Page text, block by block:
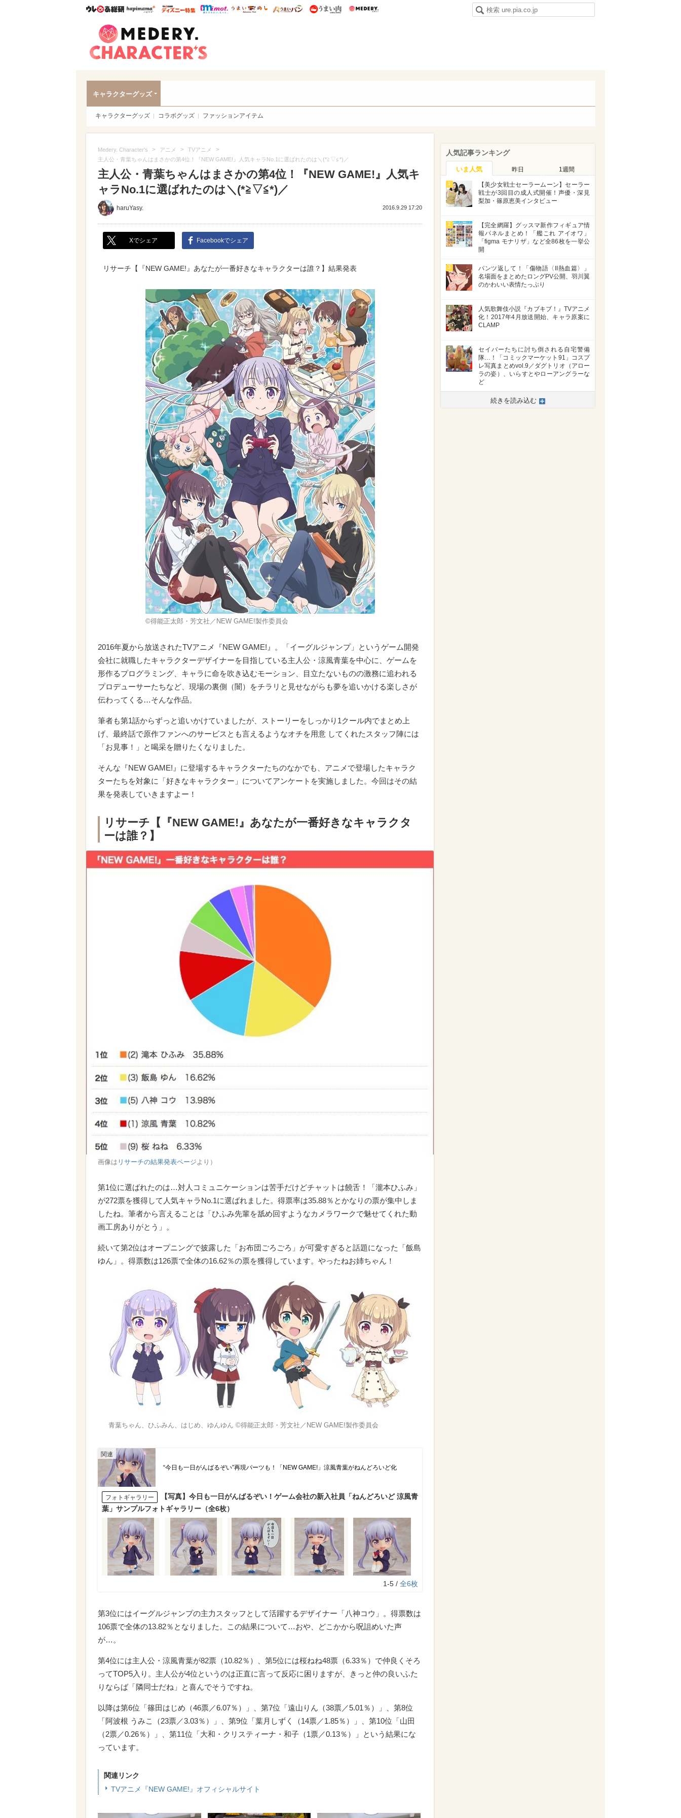
ウレぴあ総研ハピママ* ウレぴあ総研 ディズニー特集
mimot. うまいめし うまいパン うまい肉
キャラクターグッズ
キャラクターグッズ コラボグッズ ファッションアイテム
Medery. Character's > アニメ > TVアニメ >
主人公・青葉ちゃんはまさかの第4位！『NEW GAME!』人気キャラNo.1に選ばれたのは＼(*≧▽≦*)／
主人公・青葉ちゃんはまさかの第4位！『NEW GAME!』人気キ
ャラNo.1に選ばれたのは＼(*≧▽≦*)／
haruYasy. 2016.9.29 17:20
Xでシェア Facebookでシェア
リサーチ【『NEW GAME!』あなたが一番好きなキャラクターは誰？】結果発表
©得能正太郎・芳文社／NEW GAME!製作委員会
2016年夏から放送されたTVアニメ『NEW GAME!』。「イーグルジャンプ」というゲーム開発
会社に就職したキャラクターデザイナーを目指している主人公・涼風青葉を中心に、ゲームを
形作るプログラミング、キャラに命を吹き込むモーション、目立たないものの激務に追われる
プロデューサーたちなど、現場の裏側（闇）をチラリと見せながらも夢を追いかける楽しさが
伝わってくる…そんな作品。
筆者も第1話からずっと追いかけていましたが、ストーリーをしっかり1クール内でまとめ上
げ、最終話で原作ファンへのサービスとも言えるようなオチを用意 してくれたスタッフ陣には
「お見事！」と喝采を贈りたくなりました。
そんな『NEW GAME!』に登場するキャラクターたちのなかでも、アニメで登場したキャラク
ターたちを対象に「好きなキャラクター」についてアンケートを実施しました。今回はその結
果を発表していきますよー！
リサーチ【『NEW GAME!』あなたが一番好きなキャラクタ
ーは誰？】
画像は リサーチの結果発表ページ より）
第1位に選ばれたのは…対人コミュニケーションは苦手だけどチャットは饒舌！「瀧本ひふみ」
が272票を獲得して人気キャラNo.1に選ばれました。得票率は35.88％とかなりの票が集中しま
したね。筆者から言えることは「ひふみ先輩を舐め回すようなカメラワークで魅せてくれた動
画工房ありがとう」。
続いて第2位はオープニングで披露した「お布団ごろごろ」が可愛すぎると話題になった「飯島
ゆん」。得票数は126票で全体の16.62％の票を獲得しています。やったねお姉ちゃん！
青葉ちゃん、ひふみん、はじめ、ゆんゆん ©得能正太郎・芳文社／NEW GAME!製作委員会
“今日も一日がんばるぞい”再現パーツも！「NEW GAME!」涼風青葉がねんどろいど化
フォトギャラリー
【写真】今日も一日がんばるぞい！ゲーム会社の新入社員「ねんどろいど 涼風青
葉」サンプルフォトギャラリー（全6枚）
1-5 / 全6枚
第3位にはイーグルジャンプの主力スタッフとして活躍するデザイナー「八神コウ」。得票数は
106票で全体の13.82％となりました。この結果について…おや、どこかから呪詛めいた声
が…。
第4位には主人公・涼風青葉が82票（10.82％）、第5位には桜ねね48票（6.33％）で仲良くそろ
ってTOP5入り。主人公が4位というのは正直に言って反応に困りますが、きっと仲の良いふた
りならば「隣同士だね」と喜んでそうですね。
以降は第6位「篠田はじめ（46票／6.07％）」、第7位「遠山りん（38票／5.01％）」、第8位
「阿波根 うみこ（23票／3.03％）」、第9位「葉月しずく（14票／1.85％）」、第10位「山田
（2票／0.26％）」、第11位「大和・クリスティーナ・和子（1票／0.13％）」という結果にな
っています。
関連リンク
TVアニメ『NEW GAME!』オフィシャルサイト
人気記事ランキング
いま人気 昨日 1週間
1
【美少女戦士セーラームーン】セーラー
戦士が3回目の成人式開催！声優・深見
梨加・篠原恵美インタビュー
2
【完全網羅】グッスマ新作フィギュア情
報パネルまとめ！「艦これ アイオワ」
「figma モナリザ」など全86枚を一挙公
開
3
パンツ返して！「傷物語〈II熱血篇〉」
名場面をまとめたロングPV公開、羽川翼
のかわいい表情たっぷり
4
人気歌舞伎小説『カブキブ！』TVアニメ
化！2017年4月放送開始、キャラ原案に
CLAMP
5
セイバーたちに討ち倒される自宅警備
隊…！「コミックマーケット91」コスプ
レ写真まとめvol.9／ダグトリオ（アロー
ラの姿）、いらすとやローアングラーな
ど
続きを読み込む